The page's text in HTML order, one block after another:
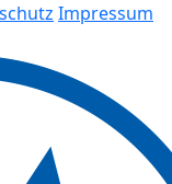
Impressum